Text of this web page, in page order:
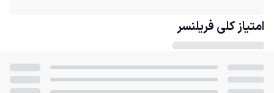
امتیاز کلی فریلنسر